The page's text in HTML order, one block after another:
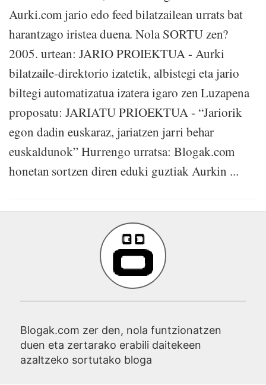
Aurki.com jario edo feed bilatzailean urrats bat
harantzago iristea duena. Nola SORTU zen?
2005. urtean: JARIO PROIEKTUA - Aurki
bilatzaile-direktorio izatetik, albistegi eta jario
biltegi automatizatua izatera igaro zen Luzapena
proposatu: JARIATU PRIOEKTUA - “Jariorik
egon dadin euskaraz, jariatzen jarri behar
euskaldunok” Hurrengo urratsa: Blogak.com
honetan sortzen diren eduki guztiak Aurkin ...
Blogak.com zer den, nola funtzionatzen
duen eta zertarako erabili daitekeen
azaltzeko sortutako bloga